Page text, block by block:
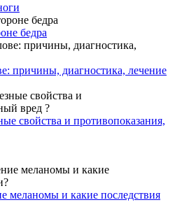
бедра
причины, диагностика, лечение
свойства и противопоказания,
меланомы и какие последствия